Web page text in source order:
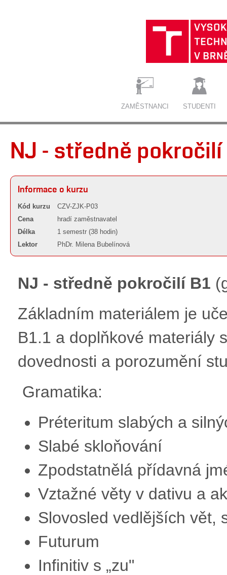
ZAMĚSTNANCI STUDENTI
NJ - středně
Informace o kurzu
Kód kurzu
CZV-ZJK-P03
Cena
hradí zaměstnavatel
Délka
1 semestr (38 hodin)
Lektor
PhDr. Milena Bubelínová
NJ - středně pokročilí B1
Základním materiálem je
B1.1 a doplňkové materiály
dovednosti a porozumění
Gramatika:
Préteritum slabých a
Slabé skloňování
Zpodstatnělá přídavná
Vztažné věty v dativu a
Slovosled vedlějších vět,
Futurum
Infinitiv s „zu"